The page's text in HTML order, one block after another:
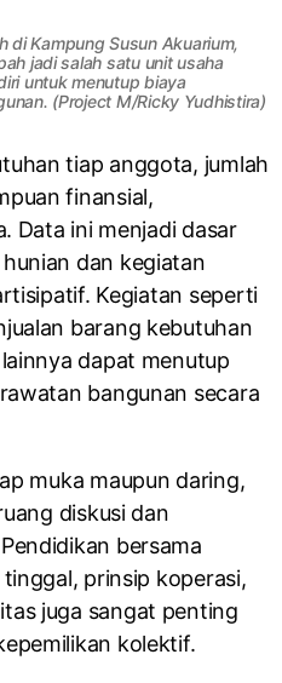
di Kampung Susun Akuarium,
jadi salah satu unit usaha
untuk menutup biaya
(Project M/Ricky Yudhistira)
tiap anggota, jumlah
finansial,
Data ini menjadi dasar
dan kegiatan
Kegiatan seperti
barang kebutuhan
dapat menutup
bangunan secara
muka maupun daring,
diskusi dan
bersama
prinsip koperasi,
juga sangat penting
kolektif.